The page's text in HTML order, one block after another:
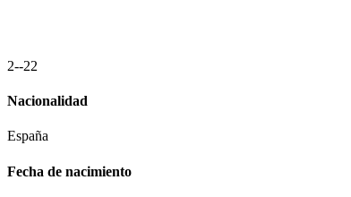
2--22
Nacionalidad
España
Fecha de nacimiento